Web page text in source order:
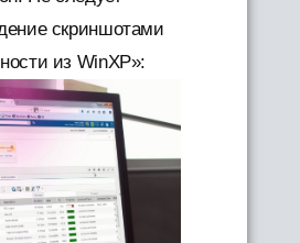
скриншотами
из WinXP»: